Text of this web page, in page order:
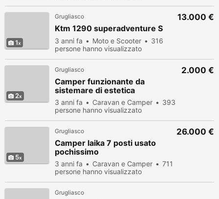
1
Grugliasco
Ktm 1290 superadventure S
3 anni fa Moto e Scooter
316
persone hanno visualizzato
13.000 €
2
Grugliasco
Camper funzionante da
sistemare di estetica
3 anni fa Caravan e Camper
393
persone hanno visualizzato
2.000 €
5
Grugliasco
Camper laika 7 posti usato
pochissimo
3 anni fa Caravan e Camper
711
persone hanno visualizzato
26.000 €
Grugliasco